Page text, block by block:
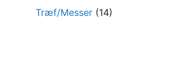
Træf/Messer (14)